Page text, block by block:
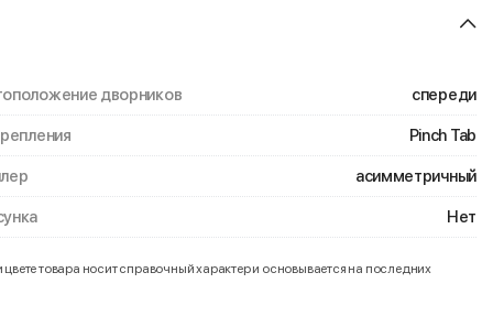
дворников спереди
Pinch Tab
асимметричный
Нет
товара носит справочный характер и основывается на последних